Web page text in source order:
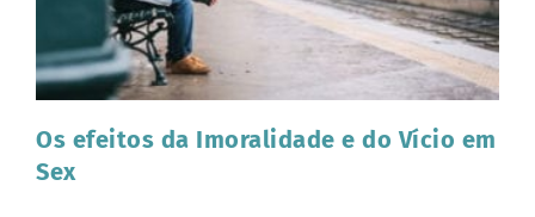
Os efeitos da Imoralidade e do Vício em
Sex